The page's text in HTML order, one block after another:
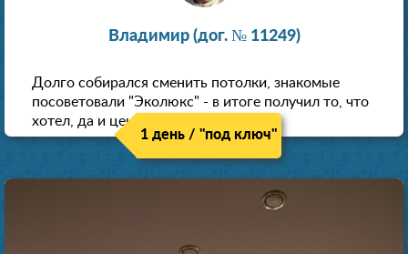
Владимир (дог. № 11249)
Долго собирался сменить потолки, знакомые
посоветовали "Эколюкс" - в итоге получил то, что
хотел, да и цена нормальная.
1 день / "под ключ"